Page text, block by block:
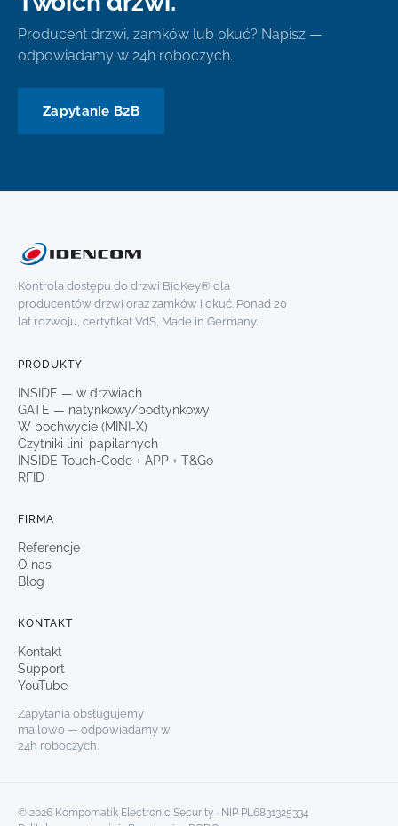
Producent drzwi, zamków lub okuć? Napisz —
odpowiadamy w 24h roboczych.
Zapytanie B2B
Kontrola dostępu do drzwi BioKey® dla
producentów drzwi oraz zamków i okuć. Ponad 20
lat rozwoju, certyfikat VdS, Made in Germany.
PRODUKTY
INSIDE — w drzwiach
GATE — natynkowy/podtynkowy
W pochwycie (MINI-X)
Czytniki linii papilarnych
INSIDE Touch-Code + APP + T&Go
RFID
FIRMA
Referencje
O nas
Blog
KONTAKT
Kontakt
Support
YouTube
Zapytania obsługujemy
mailowo — odpowiadamy w
24h roboczych.
© 2026 Kompomatik Electronic Security · NIP PL6831325334